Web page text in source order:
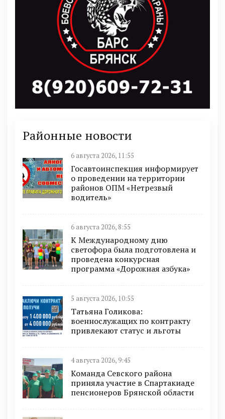
Районные новости
6 августа 2026, 11:55
Госавтоинспекция информирует
о проведении на территории
районов ОПМ «Нетрезвый
водитель»
6 августа 2026, 8:55
К Международному дню
светофора была подготовлена и
проведена конкурсная
программа «Дорожная азбука»
5 августа 2026, 10:55
Татьяна Голикова:
военнослужащих по контракту
привлекают статус и льготы
4 августа 2026, 9:45
Команда Севского района
приняла участие в Спартакиаде
пенсионеров Брянской области